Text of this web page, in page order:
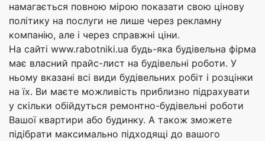
намагається повною мірою показати свою цінову
політику на послуги не лише через рекламну
компанію, але і через справжні ціни.
На сайті www.rabotniki.ua будь-яка будівельна фірма
має власний прайс-лист на будівельні роботи. У
ньому вказані всі види будівельних робіт і розцінки
на їх. Ви маєте можливість приблизно підрахувати
у скільки обійдуться ремонтно-будівельні роботи
Вашої квартири або будинку. А також зможете
підібрати максимально підходящі до вашого